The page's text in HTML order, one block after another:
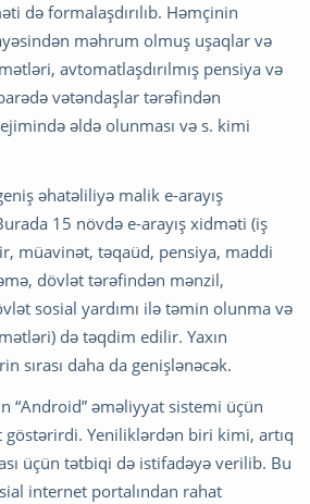
də formalaşdırılıb. Həmçinin
məhrum olmuş uşaqlar və
avtomatlaşdırılmış pensiya və
vətəndaşlar tərəfindən
əldə olunması və s. kimi
əhatəliliyə malik e-arayış
15 növdə e-arayış xidməti (iş
müavinət, təqaüd, pensiya, maddi
dövlət tərəfindən mənzil,
sosial yardımı ilə təmin olunma və
də təqdim edilir. Yaxın
sırası daha da genişlənəcək.
“Android” əməliyyat sistemi üçün
Yeniliklərdən biri kimi, artıq
üçün tətbiqi də istifadəyə verilib. Bu
internet portalından rahat